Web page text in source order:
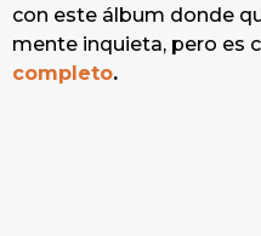
con este álbum donde
mente inquieta, pero es
completo.